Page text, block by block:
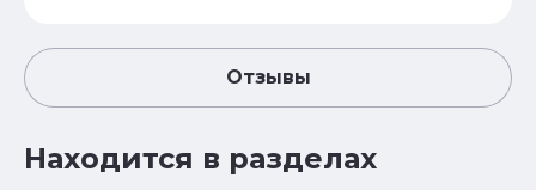
Отзывы
Находится в разделах